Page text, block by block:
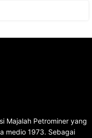
Majalah Petrominer yang
medio 1973. Sebagai